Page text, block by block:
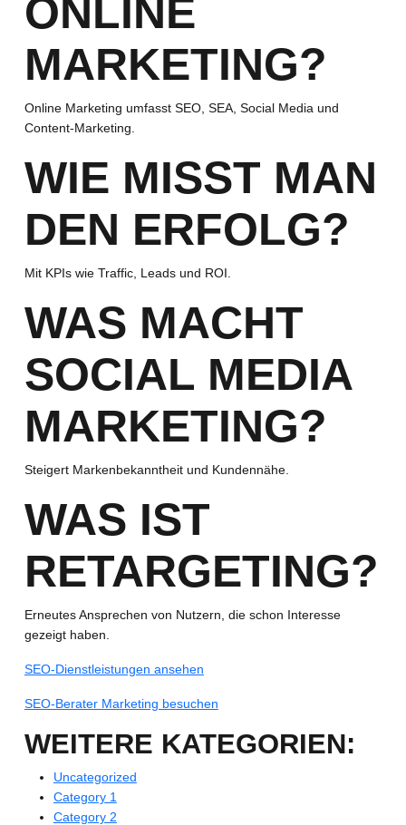
ONLINE
MARKETING?
Online Marketing umfasst SEO, SEA, Social Media und
Content-Marketing.
WIE MISST MAN
DEN ERFOLG?
Mit KPIs wie Traffic, Leads und ROI.
WAS MACHT
SOCIAL MEDIA
MARKETING?
Steigert Markenbekanntheit und Kundennähe.
WAS IST
RETARGETING?
Erneutes Ansprechen von Nutzern, die schon Interesse
gezeigt haben.
SEO-Dienstleistungen ansehen
SEO-Berater Marketing besuchen
WEITERE KATEGORIEN:
Uncategorized
Category 1
Category 2